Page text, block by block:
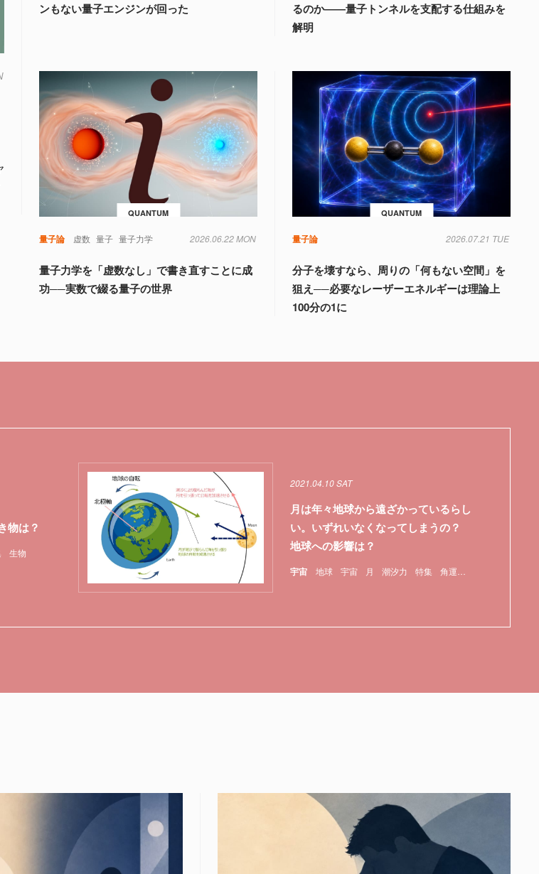
ンもない量子エンジンが回った
るのか――量子トンネルを支配する仕組みを
解明
QUANTUM
量子論 虚数 量子 量子力学 2026.06.22 MON
量子力学を「虚数なし」で書き直すことに成
功──実数で綴る量子の世界
QUANTUM
量子論 2026.07.21 TUE
分子を壊すなら、周りの「何もない空間」を
狙え──必要なレーザーエネルギーは理論上
100分の1に
生物
物は？
宇宙 地球 宇宙 月 潮汐力 特集 角運動量保存の法則
2021.04.10 SAT
月は年々地球から遠ざかっているらし
い。いずれいなくなってしまうの？
地球への影響は？